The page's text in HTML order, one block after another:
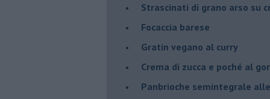
Strascinati di grano arso su
Focaccia barese
Gratin vegano al curry
Crema di zucca e poché al
Panbrioche semintegrale